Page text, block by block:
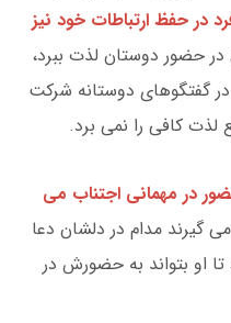
در حفظ ارتباطات خود نیز
در حضور دوستان لذت ببرد،
گفتگوهای دوستانه شرکت
لذت کافی را نمی برد.
در مهمانی اجتناب می
گیرند مدام در دلشان دعا
او بتواند به حضورش در